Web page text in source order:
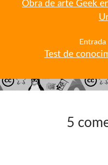
contenido para este sitio.
Obra de arte Geek
Test de
5